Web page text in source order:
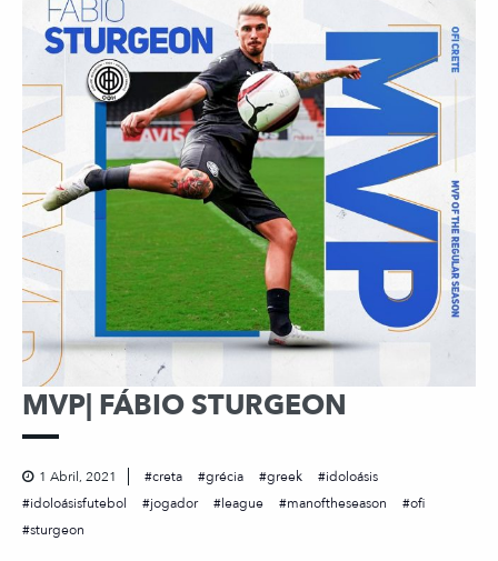
MVP| FÁBIO STURGEON
1 Abril, 2021 creta grécia greek
idoloásis
idoloásisfutebol
jogador league manoftheseason
ofi
sturgeon